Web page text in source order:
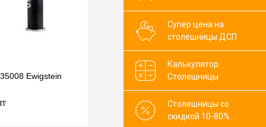
Ewigstein
Супер цена на
столешницы ДСП
Калькулятор
Столешницы
Столешницы со
скидкой 10-80%